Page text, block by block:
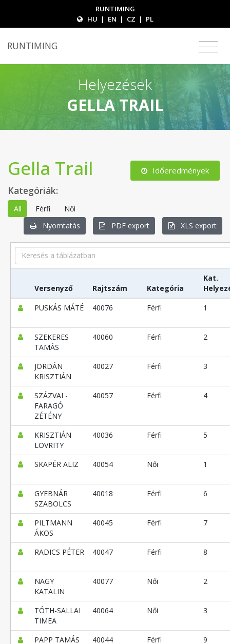
RUNTIMING
HU | EN | CZ | PL
RUNTIMING
Helyezések
GELLA TRAIL
Időeredmények
Gella Trail
Kategóriák:
All Férfi
Női
Nyomtatás
PDF export XLS export
Search
Versenyző Rajtszám Kategória
Kat.
PUSKÁS MÁTÉ
40076 Férfi 1
SZEKERES
TAMÁS
40060 Férfi 2
JORDÁN
KRISZTIÁN
40027 Férfi 3
SZÁZVAI -
FARAGÓ
ZÉTÉNY
40057 Férfi 4
KRISZTIÁN
LOVRITY
40036 Férfi 5
SKAPÉR ALIZ 40054 Női 1
GYEBNÁR
SZABOLCS
40018 Férfi 6
PILTMANN
ÁKOS
40045 Férfi 7
RADICS PÉTER 40047 Férfi 8
NAGY
KATALIN
40077 Női 2
TÓTH-SALLAI
TIMEA
40064 Női 3
PAPP TAMÁS 40044 Férfi 9